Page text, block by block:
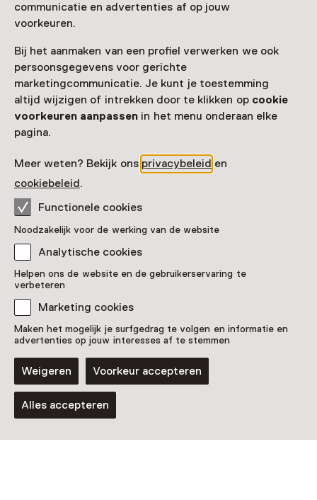
communicatie en advertenties af op jouw
voorkeuren.
Bij het aanmaken van een profiel verwerken we ook
persoonsgegevens voor gerichte
marketingcommunicatie. Je kunt je toestemming
altijd wijzigen of intrekken door te klikken op cookie
voorkeuren aanpassen in het menu onderaan elke
pagina.
Meer weten? Bekijk ons privacybeleid en
cookiebeleid.
Functionele cookies
Noodzakelijk voor de werking van de website
Analytische cookies
Helpen ons de website en de gebruikerservaring te
verbeteren
Marketing cookies
Maken het mogelijk je surfgedrag te volgen en informatie en
advertenties op jouw interesses af te stemmen
Weigeren Voorkeur accepteren
Alles accepteren